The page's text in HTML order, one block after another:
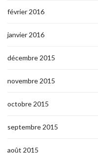
février 2016
janvier 2016
décembre 2015
novembre 2015
octobre 2015
septembre 2015
août 2015